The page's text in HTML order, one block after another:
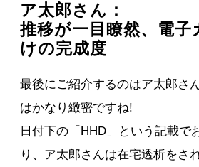
ア太郎さん：
推移が一目瞭然、電子
けの完成度
最後にご紹介するのはア太郎さ
はかなり緻密ですね!
日付下の「HHD」という記載で
り、ア太郎さんは在宅透析をさ